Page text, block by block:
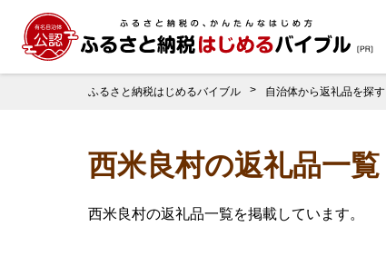
ふるさと納税はじめるバイブル 自治体から返礼品を探す
西米良村の返礼品一覧
西米良村の返礼品一覧を掲載しています。